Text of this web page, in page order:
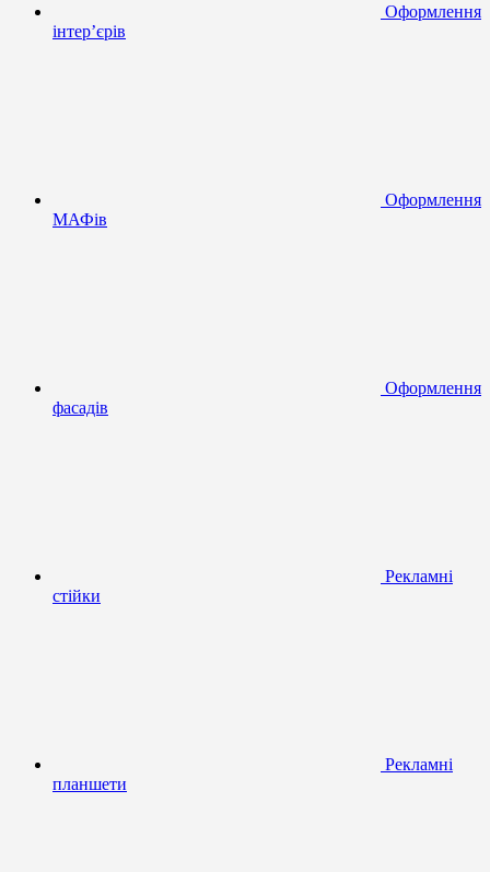
Оформлення
інтер’єрів
Оформлення
МАФів
Оформлення
фасадів
Рекламні
стійки
Рекламні
планшети